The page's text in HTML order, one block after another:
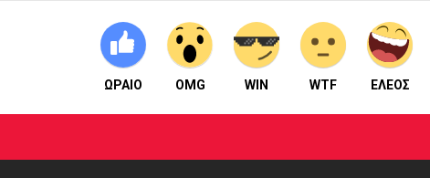
ΩΡΑΙΟ OMG WIN WTF ΕΛΕΟΣ